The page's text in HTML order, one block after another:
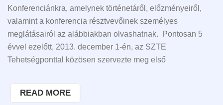
Konferenciánkra, amelynek történetáről, előzményeiről,
valamint a konferencia résztvevőinek személyes
meglátásairól az alábbiakban olvashatnak. Pontosan 5
évvel ezelőtt, 2013. december 1-én, az SZTE
Tehetségponttal közösen szervezte meg első
READ MORE